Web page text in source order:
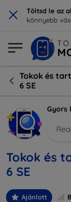
× Töltsd le az
könnyebb
Tokok és
6 SE
Gyors
Tokok és
6 SE
Ajánlott